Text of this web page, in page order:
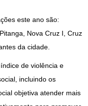
este ano são:
Nova Cruz I, Cruz
da cidade.
de violência e
incluindo os
objetiva atender mais